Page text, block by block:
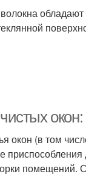
окон:
окон (в том
помещений.